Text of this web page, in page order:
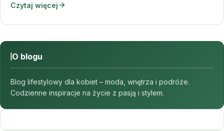
Czytaj więcej
O blogu
Blog lifestylowy dla kobiet – moda, wnętrza i podróże.
Codzienne inspiracje na życie z pasją i stylem.